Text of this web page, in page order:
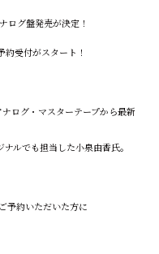
ログ盤発売が決定！
受付がスタート！
ログ・マスターテープから最新
ルでも担当した小泉由香氏。
予約いただいた方に